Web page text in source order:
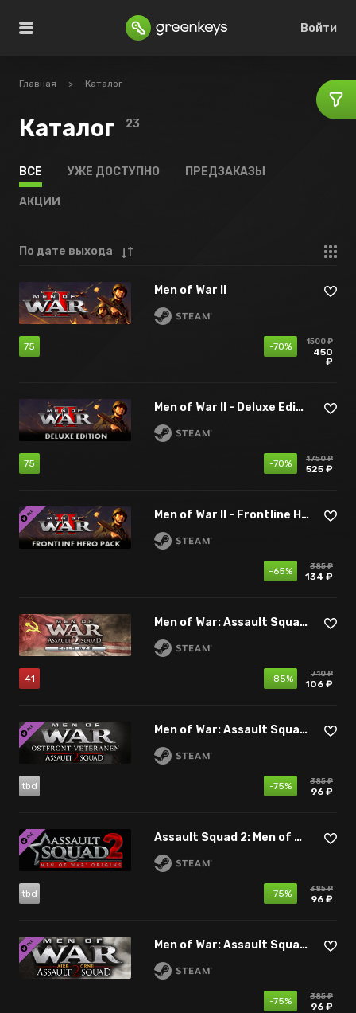
Войти
Главная > Каталог
Каталог 23
ВСЕ УЖЕ ДОСТУПНО ПРЕДЗАКАЗЫ
АКЦИИ
По дате выхода
Men of War II
75 -70% 1500 ₽
450
₽
Men of War II - Deluxe Edition
75 -70% 1750 ₽
525 ₽
Men of War II - Frontline Hero Pack
-65% 385 ₽
134 ₽
Men of War: Assault Squad 2 - Cold War
41 -85% 710 ₽
106 ₽
Men of War: Assault Squad 2 - Ostfront Veteranen
tbd -75% 385 ₽
96 ₽
Assault Squad 2: Men of War Origins
tbd -75% 385 ₽
96 ₽
Men of War: Assault Squad 2 - Airborne
-75% 385 ₽
96 ₽